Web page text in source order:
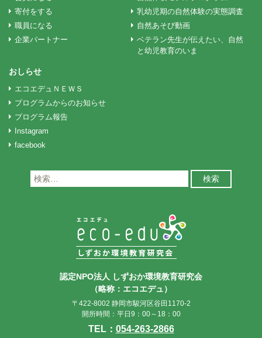
シ
ョ
ン
寄付をする
職員になる
企業パートナー
乳幼児期の自然体験の実態調査
自然あそび動画
ベテラン先生が伝えたい、自然
と幼児教育のいま
おしらせ
エコエデュＮＥＷＳ
プログラムからのお知らせ
プログラム報告
Instagram
facebook
検
索:
認定NPO法人 しずおか環境教育研究会
（略称：エコエデュ）
〒422-8002 静岡市駿河区谷田1170-2
開所時間：平日9：00～18：00
TEL： 054-263-2866